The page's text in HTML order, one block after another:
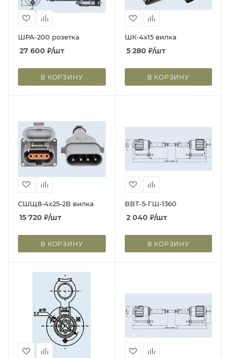
ШРА-200 розетка
27 600 ₽/шт
В КОРЗИНУ
ШК-4х15 вилка
5 280 ₽/шт
В КОРЗИНУ
СШЩ8-4х25-2В вилка
15 720 ₽/шт
В КОРЗИНУ
ВВТ-5-ГШ-1360
2 040 ₽/шт
В КОРЗИНУ